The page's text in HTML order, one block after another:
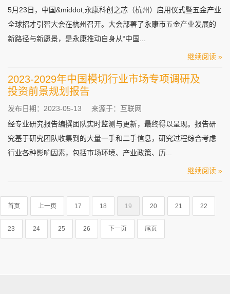
5月23日，中国&middot;永康科创之芯（杭州）启用仪式暨五金产业
全球招才引智大会在杭州召开。大会部署了永康市五金产业发展的
新路径与新愿景，是永康推动自身从“中国...
继续阅读 »
2023-2029年中国模切行业市场专项调研及
投资前景规划报告
发布日期：2023-05-13
来源于：互联网
经专业研究报告编撰团队实时监测与更新，最终得以呈现。报告研
究基于研究团队收集到的大量一手和二手信息，研究过程综合考虑
行业各种影响因素，包括市场环境、产业政策、历...
继续阅读 »
首页 上一页 17 18 19 20 21 22
23 24 25 26 下一页 尾页